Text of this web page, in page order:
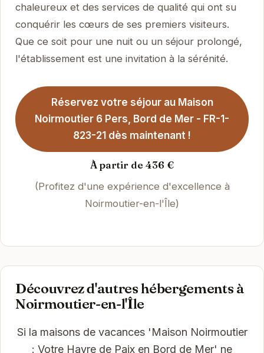
chaleureux et des services de qualité qui ont su
conquérir les cœurs de ses premiers visiteurs.
Que ce soit pour une nuit ou un séjour prolongé,
l'établissement est une invitation à la sérénité.
Réservez votre séjour au Maison
Noirmoutier 6 Pers, Bord de Mer - FR-1-
823-21 dès maintenant !
À partir de 436 €
(Profitez d'une expérience d'excellence à
Noirmoutier-en-l'Île)
Découvrez d'autres hébergements à
Noirmoutier-en-l'Île
Si la maisons de vacances 'Maison Noirmoutier
: Votre Havre de Paix en Bord de Mer' ne